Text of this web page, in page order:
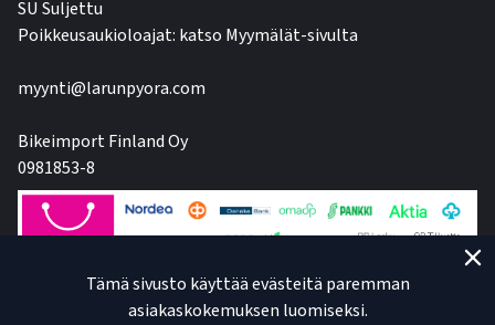
SU Suljettu
Poikkeusaukioloajat: katso Myymälät-sivulta
myynti@larunpyora.com
Bikeimport Finland Oy
0981853-8
Tämä sivusto käyttää evästeitä paremman
asiakaskokemuksen luomiseksi.